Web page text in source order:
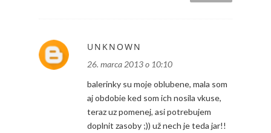
UNKNOWN
26. marca 2013 o 10:10
balerinky su moje oblubene, mala som
aj obdobie ked som ich nosila vkuse,
teraz uz pomenej, asi potrebujem
doplnit zasoby ;)) už nech je teda jar!!